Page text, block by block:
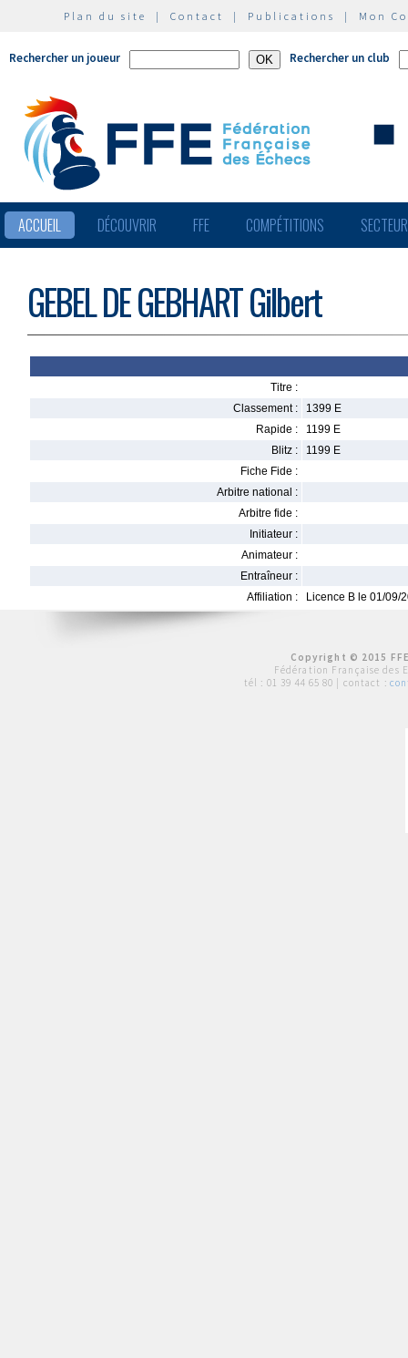
Plan du site | Contact | Publications | Mon
Rechercher un joueur Rechercher un club
ACCUEIL DÉCOUVRIR FFE COMPÉTITIONS
GEBEL DE GEBHART Gilbert
Titre :
Classement :
1399 E
Rapide :
1199 E
Blitz :
1199 E
Fiche Fide :
Arbitre national :
Arbitre fide :
Initiateur :
Animateur :
Entraîneur :
Affiliation :
Licence B le 01/09/
Copyright © 2015
Fédération Française des
tél : 01 39 44 65 80 | contact :